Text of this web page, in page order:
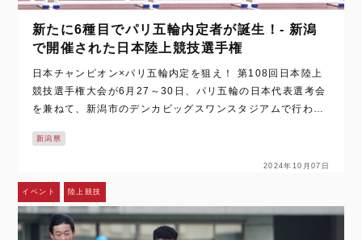
新たに6種目でパリ五輪内定者が誕生！- 新潟
で開催された日本陸上競技選手権
日本チャンピオン×パリ五輪内定を狙え！ 第108回日本陸上
競技選手権大会が6月27～30日、パリ五輪の日本代表選考会
を兼ねて、新潟市のデンカビッグスワンスタジアムで行われ
の、雨模様となったのは最終日のみ…
新潟県
2024年10月07日
イベント 陸上競技